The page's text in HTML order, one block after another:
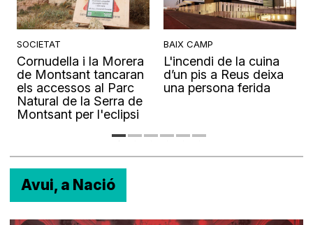
SOCIETAT
Cornudella i la Morera
de Montsant tancaran
els accessos al Parc
Natural de la Serra de
Montsant per l'eclipsi
BAIX CAMP
L'incendi de la cuina
d’un pis a Reus deixa
una persona ferida
Avui, a Nació